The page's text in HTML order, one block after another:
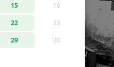
15
16
22
23
29
30